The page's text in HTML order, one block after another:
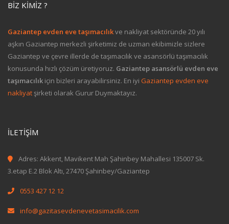
BIZ KIMIZ ?
Gaziantep evden eve taşımacılıkve nakliyat sektöründe 20 yılı
aşkın Gaziantep merkezli şirketimiz de uzman ekibimizle sizlere
Gaziantep ve çevre illerde de taşımacılık ve asansörlü taşımacılık
konusunda hızlı çözüm üretiyoruz. Gaziantep asansörlü evden eve
taşımacılık için bizleri arayabilirsiniz. En iyi Gaziantep evden eve
nakliyatşirketi olarak Gurur Duymaktayız.
İLETIŞIM
Adres: Akkent, Mavikent Mah Şahinbey Mahallesi 135007 Sk.
3.etap E.2 Blok Altı, 27470 Şahinbey/Gaziantep
0553 427 12 12
info@gazitasevdenevetasimacilik.com